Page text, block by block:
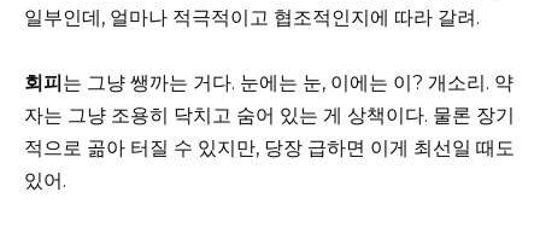
일부인데, 얼마나 적극적이고 협조적인지에 따라 갈려.
회피 는 그냥 쌩까는 거다. 눈에는 눈, 이에는 이? 개소리. 약
자는 그냥 조용히 닥치고 숨어 있는 게 상책이다. 물론 장기
적으로 곪아 터질 수 있지만, 당장 급하면 이게 최선일 때도
있어.